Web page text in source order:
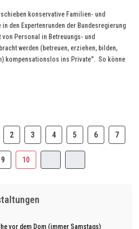
konservative Familien- und
den Expertenrunden der Bundesregierung
Personal in Betreuungs- und
werden (betreuen, erziehen, bilden,
kompensationslos ins Private". So könne
2 3 4 5 6 7
9 10
vor dem Dom (immer Samstags)